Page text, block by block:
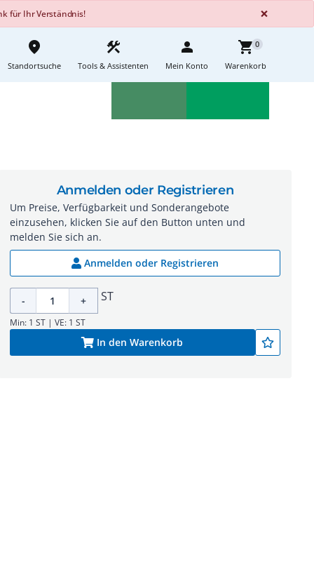
für Ihr Verständnis! ×
place
Standortsuche
construction
Tools & Assistenten
person
Mein Konto
shopping_cart0
Warenkorb
Anmelden oder Registrieren
Um Preise, Verfügbarkeit und Sonderangebote
einzusehen, klicken Sie auf den Button unten und
melden Sie sich an.
Anmelden oder Registrieren
- + ST
Min: 1 ST | VE: 1 ST
In den Warenkorb